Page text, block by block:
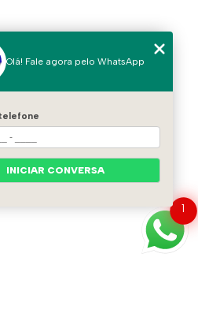
1
Olá! Fale agora pelo WhatsApp
INICIAR CONVERSA